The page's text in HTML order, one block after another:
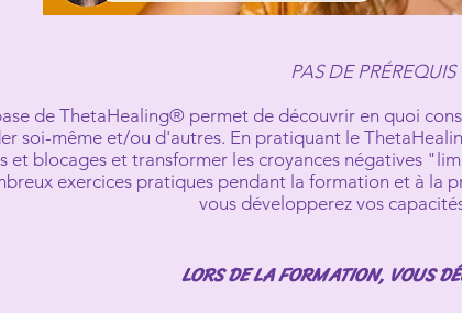
PAS DE PRÉREQUIS
de ThetaHealing® permet de découvrir en quoi
soi-même et/ou d'autres. En pratiquant le
et blocages et transformer les croyances négatives
exercices pratiques pendant la formation et à la
vous développerez vos
LORS DE LA FORMATION, VOUS